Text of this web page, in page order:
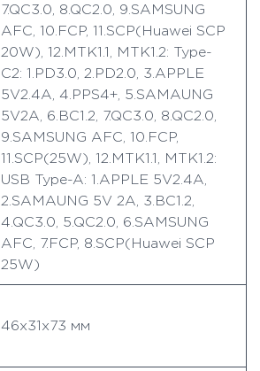
7.QC3.0, 8.QC2.0, 9.SAMSUNG
AFC, 10.FCP, 11.SCP(Huawei SCP
20W), 12.MTK1.1, MTK1.2: Type-
C2: 1.PD3.0, 2.PD2.0, 3.APPLE
5V2.4A, 4.PPS4+, 5.SAMAUNG
5V2A, 6.BC1.2, 7.QC3.0, 8.QC2.0,
9.SAMSUNG AFC, 10.FCP,
11.SCP(25W), 12.MTK1.1, MTK1.2:
USB Type-A: 1.APPLE 5V2.4A,
2.SAMAUNG 5V 2A, 3.BC1.2,
4.QC3.0, 5.QC2.0, 6.SAMSUNG
AFC, 7.FCP, 8.SCP(Huawei SCP
25W)
46х31х73 мм